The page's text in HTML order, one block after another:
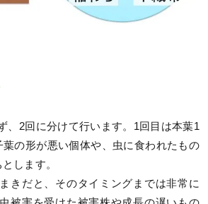
、2回に分けて行います。1回目は本葉1
葉の形が悪い個体や、虫に食われたもの
します。
きだと、そのタイミングまでは非常に